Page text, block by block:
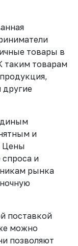
товары в
таким товарам
другие
и
Цены
и
рынка
поставкой
можно
позволяют